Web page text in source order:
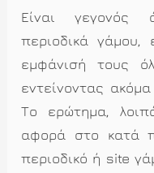
Είναι γεγονός
περιοδικά γάμου,
εμφάνισή τους
εντείνοντας
Το ερώτημα,
αφορά στο κατά
περιοδικό ή site